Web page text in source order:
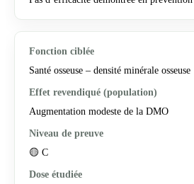
Santé osseuse – densité minérale osseuse
Augmentation modeste de la DMO
🟡 C